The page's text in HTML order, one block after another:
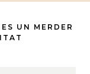
UN MERDER